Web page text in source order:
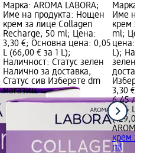
Марка: AROMA LABORA;
Име на продукта: Нощен
крем за лице Collagen
Recharge, 50 ml; Цена:
3,30 €; Основна цена: 0,05
L (66,00 € за 1 L);
Наличност: Статус зелен
Налично за доставка,
Статус сив Изберете dm
магазин
Марка:
Име на
крем за
ml;
цена:
L);
зелен
3,30 €
6,45 лв.
0,05 L
(129,08
AROMA
крем за
ml